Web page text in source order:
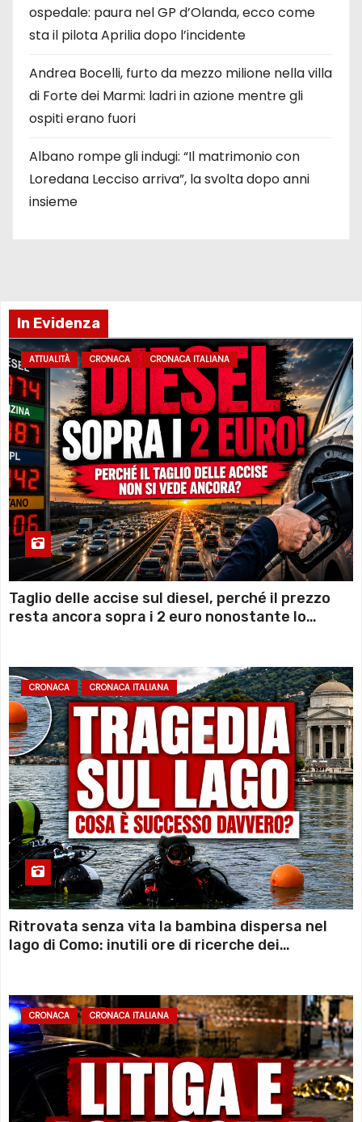
ospedale: paura nel GP d’Olanda, ecco come
sta il pilota Aprilia dopo l’incidente
Andrea Bocelli, furto da mezzo milione nella villa
di Forte dei Marmi: ladri in azione mentre gli
ospiti erano fuori
Albano rompe gli indugi: “Il matrimonio con
Loredana Lecciso arriva”, la svolta dopo anni
insieme
In Evidenza
ATTUALITÀ CRONACA CRONACA ITALIANA
Taglio delle accise sul diesel, perché il prezzo
resta ancora sopra i 2 euro nonostante lo
CRONACA CRONACA ITALIANA
Ritrovata senza vita la bambina dispersa nel
lago di Como: inutili ore di ricerche dei
CRONACA CRONACA ITALIANA